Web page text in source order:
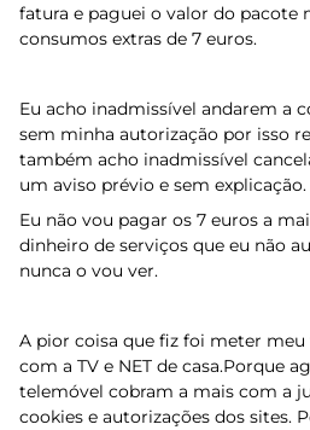
fatura e paguei o valor do pacote
consumos extras de 7 euros.
Eu acho inadmissível andarem a
sem minha autorização por isso
também acho inadmissível
um aviso prévio e sem explicação.
Eu não vou pagar os 7 euros a
dinheiro de serviços que eu não
nunca o vou ver.
A pior coisa que fiz foi meter
com a TV e NET de casa.Porque
telemóvel cobram a mais com a
cookies e autorizações dos sites.